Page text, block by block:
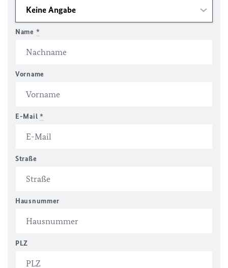
Name *
Vorname
E-Mail *
Straße
Hausnummer
PLZ